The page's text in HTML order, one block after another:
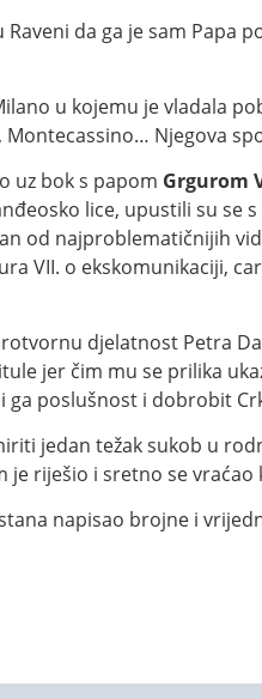
da ga je sam Papa
u kojemu je vladala
Njegova
uz bok s papom Grgurom
lice, upustili su
od najproblematičnijih
VII. o ekskomunikaciji, car
djelatnost Petra
jer čim mu se prilika
poslušnost i dobrobit
jedan težak sukob u
riješio i sretno se vraćao
napisao brojne i